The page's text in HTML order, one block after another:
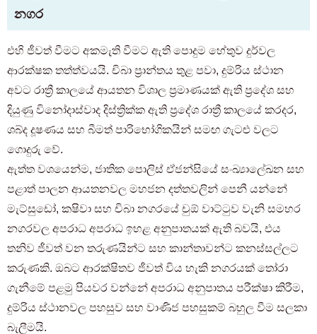
නගර
එහි ජීවත් වීමට අකමැති වීමට ඇති පොදුම හේතුව දුර්වල
ආරක්ෂක තත්ත්වයයි. චිබා ප්‍රාන්තය තුළ පවා, දුම්රිය ස්ථාන
අවට රාත්‍රී කාලයේ ආයතන විශාල ප්‍රමාණයක් ඇති ප්‍රදේශ සහ
දියුණු විනෝදාස්වාද දිස්ත්‍රික්ක ඇති ප්‍රදේශ රාත්‍රී කාලයේ කරදර,
ශබ්ද දූෂණය සහ බීමත් පාරිභෝගිකයින් සමඟ ගැටළු වලට
ගොදුරු වේ.
ඇත්ත වශයෙන්ම, ජාතික පොලිස් ඒජන්සියේ සංඛ්‍යාලේඛන සහ
පළාත් පාලන ආයතනවල මහජන දත්තවලින් පෙනී යන්නේ
මැට්සුඩෝ, කෂිවා සහ චිබා නගරයේ චුඕ වාට්ටුව වැනි සමහර
නගරවල අපරාධ අපරාධ ඉහළ අනුපාතයක් ඇති බවයි, එය
තනිව ජීවත් වන තරුණයින්ට සහ කාන්තාවන්ට කනස්සල්ලට
කරුණකි. ඔබට ආරක්ෂිතව ජීවත් විය හැකි නගරයක් තෝරා
ගැනීමේ පළමු පියවර වන්නේ අපරාධ අනුපාතය පරීක්ෂා කිරීම,
දුම්රිය ස්ථානවල පහසුව සහ වාණිජ පහසුකම් බහුල වීම සලකා
බැලීමයි.